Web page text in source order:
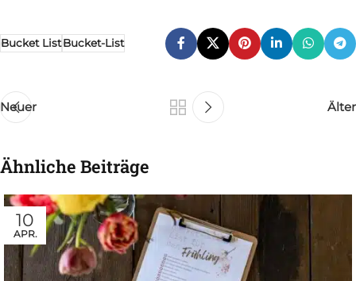
Bucket ListBucket-List
Neuer Älter
Ähnliche Beiträge
10
APR.